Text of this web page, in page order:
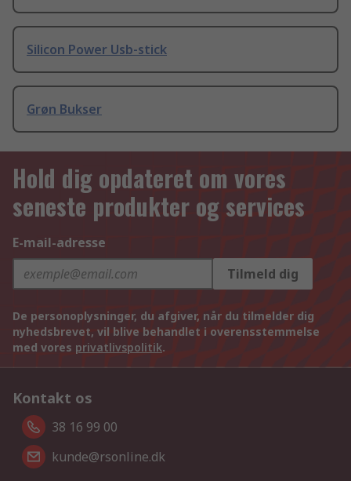
Silicon Power Usb-stick
Grøn Bukser
Hold dig opdateret om vores
seneste produkter og services
E-mail-adresse
Tilmeld dig
De personoplysninger, du afgiver, når du tilmelder dig
nyhedsbrevet, vil blive behandlet i overensstemmelse
med vores privatlivspolitik.
Kontakt os
38 16 99 00
kunde@rsonline.dk